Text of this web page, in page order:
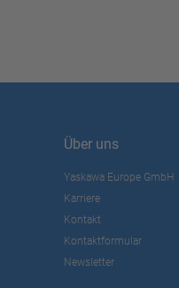
Über uns
Yaskawa Europe GmbH
Karriere
Kontakt
Kontaktformular
Newsletter